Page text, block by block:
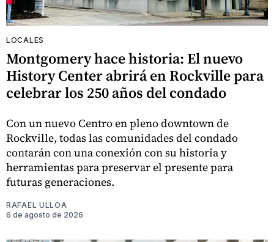
LOCALES
Montgomery hace historia: El nuevo
History Center abrirá en Rockville para
celebrar los 250 años del condado
Con un nuevo Centro en pleno downtown de
Rockville, todas las comunidades del condado
contarán con una conexión con su historia y
herramientas para preservar el presente para
futuras generaciones.
RAFAEL ULLOA
6 de agosto de 2026